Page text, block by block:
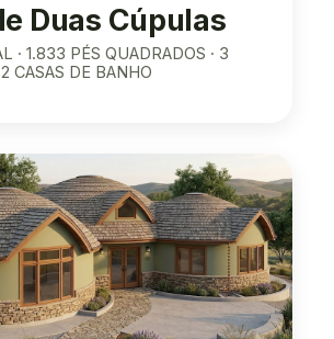
Duas Cúpulas
· 1.833 PÉS QUADRADOS · 3
CASAS DE BANHO